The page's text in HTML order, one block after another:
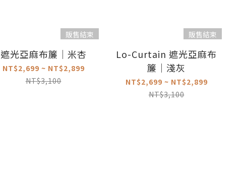
販售結束
遮光亞麻布簾｜米杏
NT$2,699 ~ NT$2,899
NT$3,100
販售結束
Lo-Curtain 遮光亞麻布
簾｜淺灰
NT$2,699 ~ NT$2,899
NT$3,100